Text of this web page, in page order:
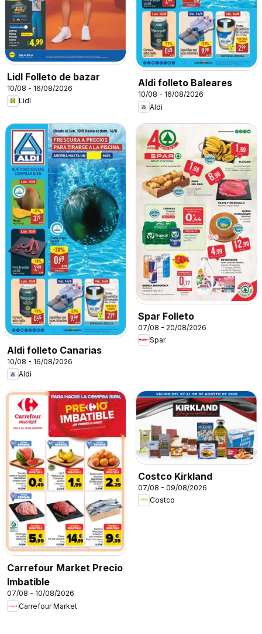
Lidl Folleto de bazar
10/08 - 16/08/2026
Lidl
Aldi folleto Baleares
10/08 - 16/08/2026
Aldi
Aldi folleto Canarias
10/08 - 16/08/2026
Aldi
Spar Folleto
07/08 - 20/08/2026
Spar
Carrefour Market Precio
Imbatible
07/08 - 10/08/2026
Carrefour Market
Costco Kirkland
07/08 - 09/08/2026
Costco